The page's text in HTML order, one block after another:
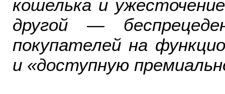
кошелька и
другой —
покупателей на
и «доступную